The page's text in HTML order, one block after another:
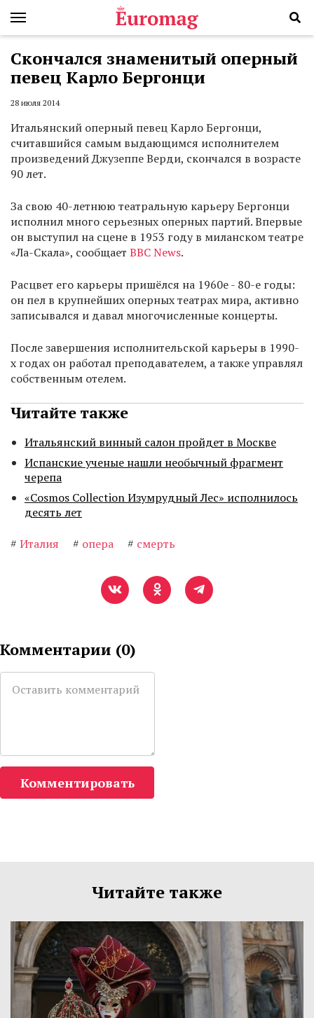
Скончался знаменитый оперный
певец Карло Бергонци
28 июля 2014
Итальянский оперный певец Карло Бергонци,
считавшийся самым выдающимся исполнителем
произведений Джузеппе Верди, скончался в возрасте
90 лет.
За свою 40-летнюю театральную карьеру Бергонци
исполнил много серьезных оперных партий. Впервые
он выступил на сцене в 1953 году в миланском театре
«Ла-Скала», сообщает BBC News.
Расцвет его карьеры пришёлся на 1960е - 80-е годы:
он пел в крупнейших оперных театрах мира, активно
записывался и давал многочисленные концерты.
После завершения исполнительской карьеры в 1990-
х годах он работал преподавателем, а также управлял
собственным отелем.
Читайте также
Итальянский винный салон пройдет в Москве
Испанские ученые нашли необычный фрагмент
черепа
«Cosmos Collection Изумрудный Лес» исполнилось
десять лет
# Италия # опера # смерть
Комментарии (0)
Комментировать
Читайте также